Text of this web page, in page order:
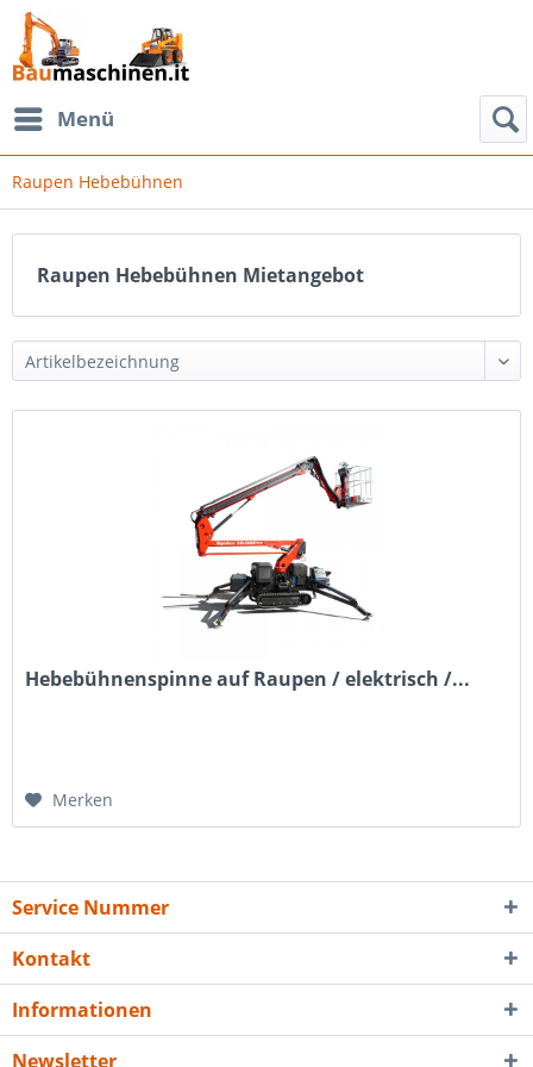
Menü
Raupen Hebebühnen
Raupen Hebebühnen Mietangebot
Hebebühnenspinne auf Raupen / elektrisch /...
Merken
Service Nummer
Kontakt
Informationen
Newsletter